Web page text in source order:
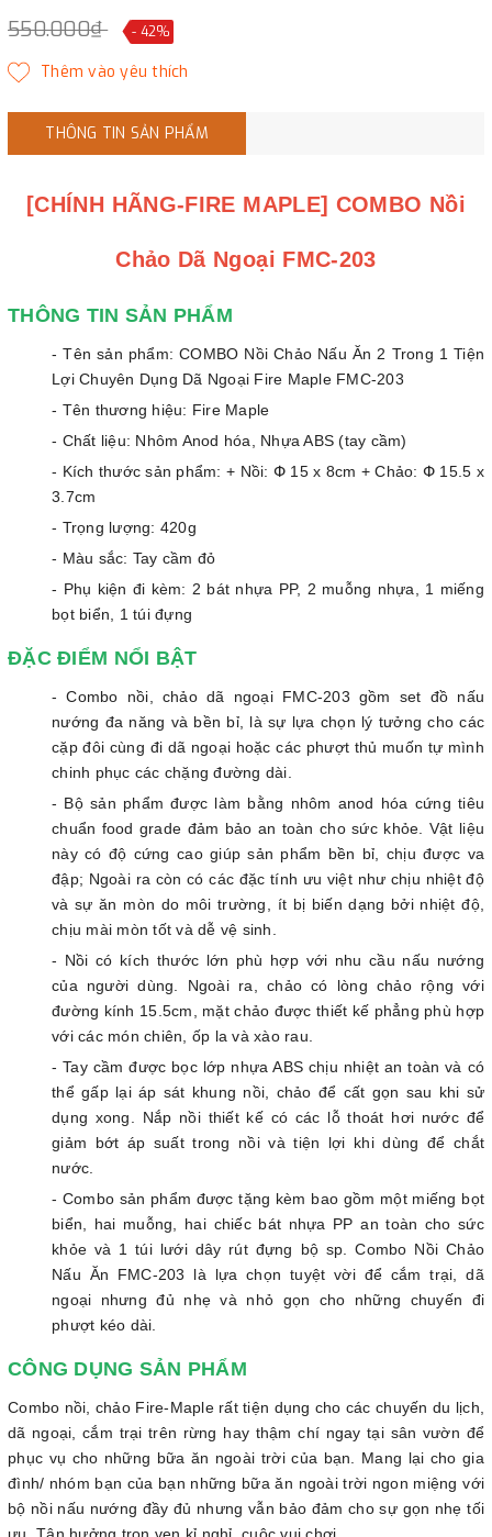
550.000₫ - 42%
THÔNG TIN SẢN PHẨM
[CHÍNH HÃNG-FIRE MAPLE] COMBO Nồi
Chảo Dã Ngoại FMC-203
THÔNG TIN SẢN PHẨM
- Tên sản phẩm: COMBO Nồi Chảo Nấu Ăn 2 Trong 1 Tiện
Lợi Chuyên Dụng Dã Ngoại Fire Maple FMC-203
- Tên thương hiệu: Fire Maple
- Chất liệu: Nhôm Anod hóa, Nhựa ABS (tay cầm)
- Kích thước sản phẩm: + Nồi: Փ 15 x 8cm + Chảo: Փ 15.5 x
3.7cm
- Trọng lượng: 420g
- Màu sắc: Tay cầm đỏ
- Phụ kiện đi kèm: 2 bát nhựa PP, 2 muỗng nhựa, 1 miếng
bọt biển, 1 túi đựng
ĐẶC ĐIỂM NỔI BẬT
- Combo nồi, chảo dã ngoại FMC-203 gồm set đồ nấu
nướng đa năng và bền bỉ, là sự lựa chọn lý tưởng cho các
cặp đôi cùng đi dã ngoại hoặc các phượt thủ muốn tự mình
chinh phục các chặng đường dài.
- Bộ sản phẩm được làm bằng nhôm anod hóa cứng tiêu
chuẩn food grade đảm bảo an toàn cho sức khỏe. Vật liệu
này có độ cứng cao giúp sản phẩm bền bỉ, chịu được va
đập; Ngoài ra còn có các đặc tính ưu việt như chịu nhiệt độ
và sự ăn mòn do môi trường, ít bị biến dạng bởi nhiệt độ,
chịu mài mòn tốt và dễ vệ sinh.
- Nồi có kích thước lớn phù hợp với nhu cầu nấu nướng
của người dùng. Ngoài ra, chảo có lòng chảo rộng với
đường kính 15.5cm, mặt chảo được thiết kế phẳng phù hợp
với các món chiên, ốp la và xào rau.
- Tay cầm được bọc lớp nhựa ABS chịu nhiệt an toàn và có
thể gấp lại áp sát khung nồi, chảo để cất gọn sau khi sử
dụng xong. Nắp nồi thiết kế có các lỗ thoát hơi nước để
giảm bớt áp suất trong nồi và tiện lợi khi dùng để chắt
nước.
- Combo sản phẩm được tặng kèm bao gồm một miếng bọt
biển, hai muỗng, hai chiếc bát nhựa PP an toàn cho sức
khỏe và 1 túi lưới dây rút đựng bộ sp. Combo Nồi Chảo
Nấu Ăn FMC-203 là lựa chọn tuyệt vời để cắm trại, dã
ngoại nhưng đủ nhẹ và nhỏ gọn cho những chuyến đi
phượt kéo dài.
CÔNG DỤNG SẢN PHẨM
Combo nồi, chảo Fire-Maple rất tiện dụng cho các chuyến du lịch,
dã ngoại, cắm trại trên rừng hay thậm chí ngay tại sân vườn để
phục vụ cho những bữa ăn ngoài trời của bạn. Mang lại cho gia
đình/ nhóm bạn của bạn những bữa ăn ngoài trời ngon miệng với
bộ nồi nấu nướng đầy đủ nhưng vẫn bảo đảm cho sự gọn nhẹ tối
ưu. Tận hưởng trọn vẹn kỉ nghỉ, cuộc vui chơi.